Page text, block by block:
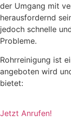
der Umgang mit
herausfordernd
jedoch schnelle
Probleme.
Rohrreinigung ist
angeboten wird
bietet:
Jetzt Anrufen!